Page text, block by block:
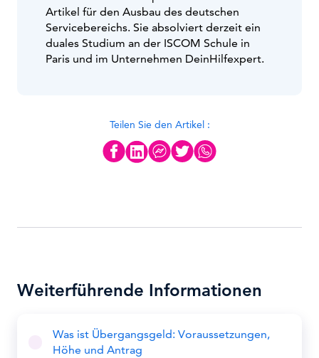
Artikel für den Ausbau des deutschen
Servicebereichs. Sie absolviert derzeit ein
duales Studium an der ISCOM Schule in
Paris und im Unternehmen DeinHilfexpert.
Teilen Sie den Artikel :
Weiterführende Informationen
Was ist Übergangsgeld: Voraussetzungen,
Höhe und Antrag